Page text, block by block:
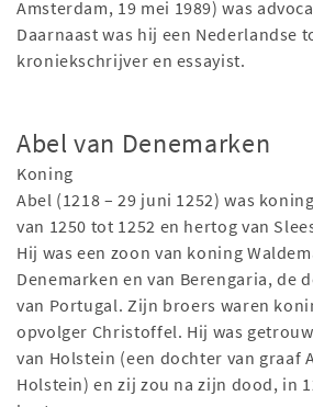
Amsterdam, 19 mei 1989) was
Daarnaast was hij een Nederlandse
kroniekschrijver en essayist.
Abel van Denemarken
Koning
Abel (1218 – 29 juni 1252) was
van 1250 tot 1252 en hertog van
Hij was een zoon van koning
Denemarken en van Berengaria, de
van Portugal. Zijn broers waren
opvolger Christoffel. Hij was
van Holstein (een dochter van graaf
Holstein) en zij zou na zijn dood, in